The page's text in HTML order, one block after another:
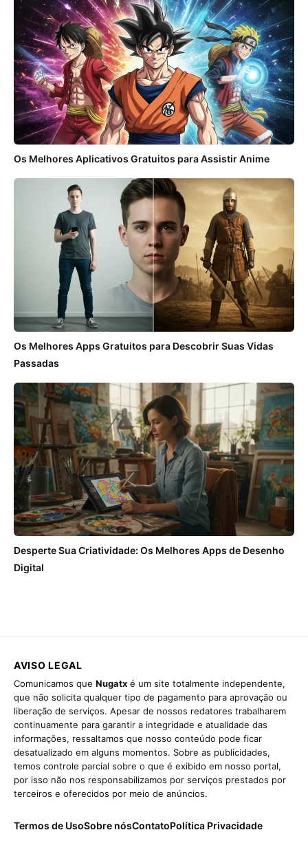
Os Melhores Aplicativos Gratuitos para Assistir Anime
Os Melhores Apps Gratuitos para Descobrir Suas Vidas
Passadas
Desperte Sua Criatividade: Os Melhores Apps de Desenho
Digital
AVISO LEGAL
Comunicamos que Nugatx é um site totalmente independente,
que não solicita qualquer tipo de pagamento para aprovação ou
liberação de serviços. Apesar de nossos redatores trabalharem
continuamente para garantir a integridade e atualidade das
informações, ressaltamos que nosso conteúdo pode ficar
desatualizado em alguns momentos. Sobre as publicidades,
temos controle parcial sobre o que é exibido em nosso portal,
por isso não nos responsabilizamos por serviços prestados por
terceiros e oferecidos por meio de anúncios.
Termos de UsoSobre nósContatoPolítica Privacidade